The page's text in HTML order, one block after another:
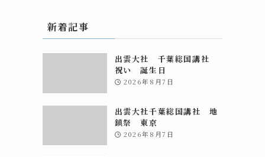
新着記事
出雲大社 千葉総国講社
祝い 誕生日
2026年8月7日
出雲大社千葉総国講社 地
鎮祭 東京
2026年8月7日